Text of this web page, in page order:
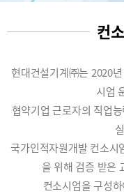
컨
현대건설기계㈜는 2020
시엄
협약기업 근로자의 직업
국가인적자원개발 컨소시
을 위해 검증 받은
컨소시엄을 구성